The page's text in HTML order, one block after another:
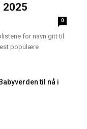
2025
0
for navn gitt til
populære
til nå i